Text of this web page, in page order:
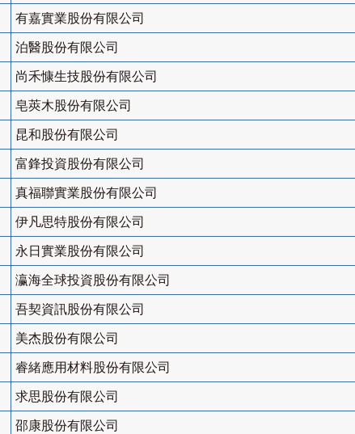
有嘉實業股份有限公司
泊醫股份有限公司
尚禾慷生技股份有限公司
皂莢木股份有限公司
昆和股份有限公司
富鋒投資股份有限公司
真福聯實業股份有限公司
伊凡思特股份有限公司
永日實業股份有限公司
瀛海全球投資股份有限公司
吾契資訊股份有限公司
美杰股份有限公司
睿緒應用材料股份有限公司
求思股份有限公司
邵康股份有限公司